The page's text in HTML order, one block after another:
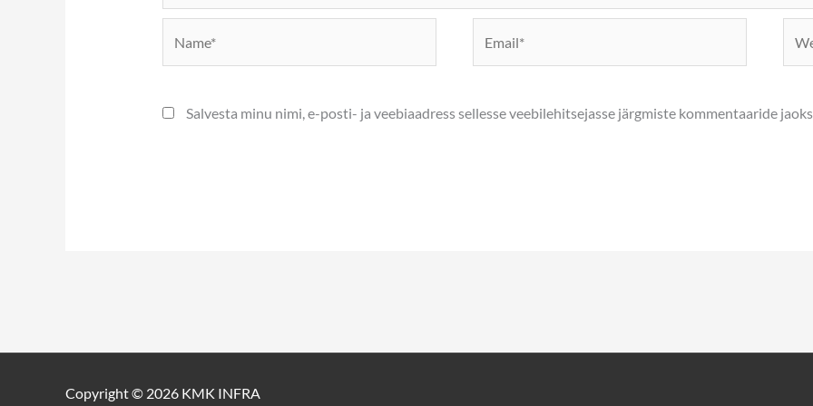
Salvesta minu nimi, e-posti- ja veebiaadress sellesse veebilehitsejasse järgmiste kommentaaride
Copyright © 2026 KMK INFRA